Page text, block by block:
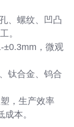
、螺纹、凹凸
。
±0.3mm，微观
钛合金、钨合
，生产效率
本。